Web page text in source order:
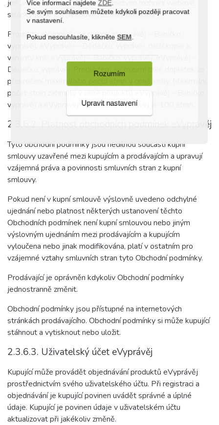
Více informací najdeteZDE.
Se svým souhlasem můžete kdykoli později pracovat
v nastavení.
Pokud nesouhlasíte, klikněte SEM.
Rozumím
Upravit nastavení
jen „webová stránka“) prostřednictvím rozhraní webové
stránky (dále jen „webové rozhraní obchodu“).
Produkty eVyprávěj se rozumí eVyprávěj – Babičko,
vyprávěj, eVyprávěj – Dědečku, vyprávěj, další kopie a
varianty knih eVyprávěj – Babičko, vyprávěj, eVyprávěj –
Dědečku, vyprávěj. Produktem se rozumí také doplatek za
překročení maximálního počtu stran v ceně knihy. Maximální
počet stran zahrnutý v ceně produktů eVyprávěj – Babičko,
vyprávěj a eVyprávěj – Dědečku, vyprávěj je 100 stran.
2.3.6.2. Platnost obchodních podmínek eVyprávěj
Tyto obchodní podmínky jsou nedílnou součástí kupní
smlouvy uzavřené mezi kupujícím a prodávajícím a upravují
vzájemná práva a povinnosti smluvních stran z kupní
smlouvy.
Pokud není v kupní smlouvě výslovně uvedeno odchylné
ujednání nebo platnost některých ustanovení těchto
Obchodních podmínek není kupní smlouvou nebo jiným
výslovným ujednáním mezi prodávajícím a kupujícím
vyloučena nebo jinak modifikována, platí v ostatním pro
vzájemné vztahy smluvních stran tyto Obchodní podmínky.
Prodávající je oprávněn kdykoliv Obchodní podmínky
jednostranně změnit.
Obchodní podmínky jsou přístupné na internetových
stránkách prodávajícího. Obchodní podmínky si může kupující
stáhnout a vytisknout nebo uložit.
2.3.6.3. Uživatelský účet eVyprávěj
Kupující může provádět objednávání produktů eVyprávěj
prostřednictvím svého uživatelského účtu. Při registraci a
objednávání je kupující povinen uvádět správné a úplné
údaje. Kupující je povinen údaje v uživatelském účtu
aktualizovat při jakékoliv změně.